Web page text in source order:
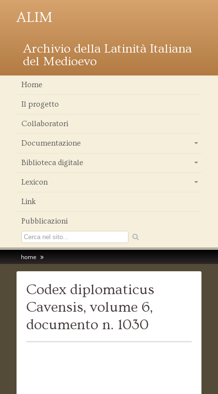
ALIM
Archivio della Latinità Italiana
del Medioevo
Home
Il progetto
Collaboratori
Documentazione
Biblioteca digitale
Lexicon
Link
Pubblicazioni
home
Codex diplomaticus
Cavensis, volume 6,
documento n. 1030